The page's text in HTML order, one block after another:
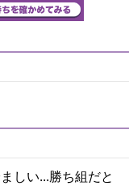
しい...勝ち組だと